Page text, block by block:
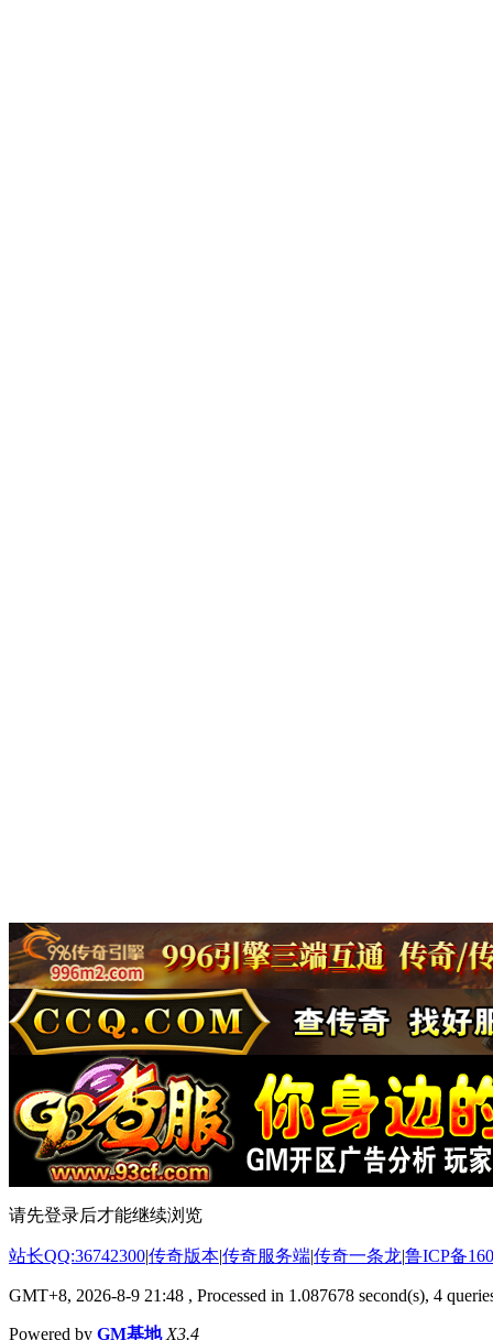
请先登录后才能继续浏览
站长QQ:36742300|传奇版本|传奇服务端|传奇一条龙|鲁ICP备
GMT+8, 2026-8-9 21:48 , Processed in 1.087678 second(s), 4
Powered by GM基地 X3.4